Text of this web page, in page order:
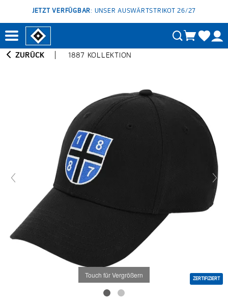
JETZT VERFÜGBAR: UNSER AUSWÄRTSTRIKOT 26/27
ZURÜCK 1887 KOLLEKTION
Touch für Vergrößern ZERTIFIZIERT